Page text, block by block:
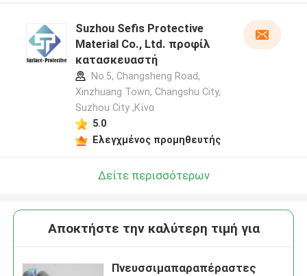
Suzhou Sefis Protective
Material Co., Ltd. προφίλ
κατασκευαστή
No.5, Changsheng Road,
Xinzhuang Town, Changshu City,
Suzhou City ,Κίνα
5.0
Ελεγχμένος προμηθευτής
Δείτε περισσότερων
Αποκτήστε την καλύτερη τιμή για
Πνευσσιμαπαραπέραστες